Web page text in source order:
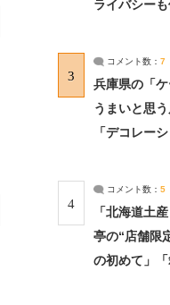
ライバシー
3
コメント数： 7
兵庫県の「
うまいと思
「デコレー
4
コメント数： 5
「北海道土
亭の“店舗限
の初めて」「